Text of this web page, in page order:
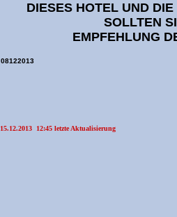
DIESES HOTEL UND
SOLLTEN
EMPFEHLUNG
08122013
15.12.201312:45 letzte Aktualisierung